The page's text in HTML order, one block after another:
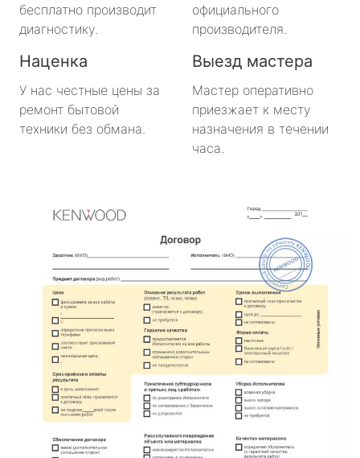
бесплатно производит
диагностику.
официального
производителя.
Наценка
У нас честные цены за
ремонт бытовой
техники без обмана.
Выезд мастера
Мастер оперативно
приезжает к месту
назначения в течении
часа.